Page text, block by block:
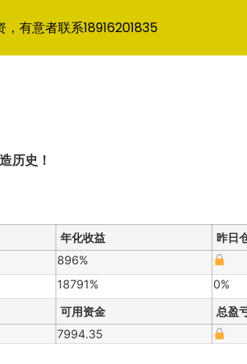
历史！
年化收益 昨日
896%
18791%
0%
可用资金
总盈
7994.35
有意者联系18916201835